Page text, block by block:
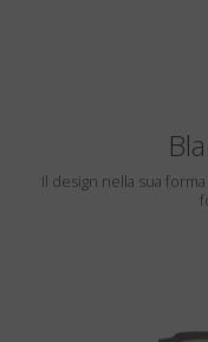
Il design nella sua